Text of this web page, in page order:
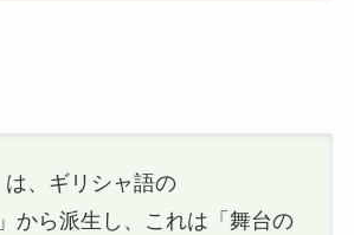
は、ギリシャ語の
から派生し、これは「舞台の